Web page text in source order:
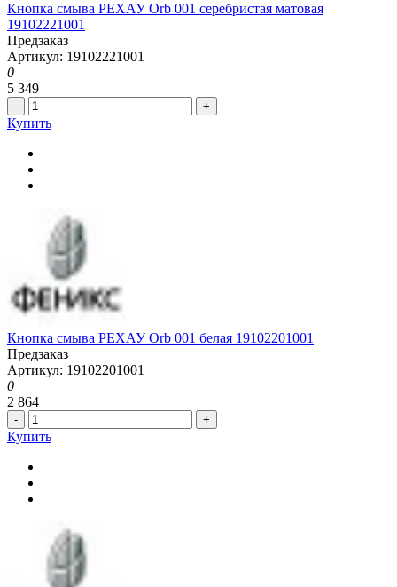
Кнопка смыва РЕХАУ Orb 001 серебристая матовая
19102221001
Предзаказ
Артикул: 19102221001
0
5 349
- +
Купить
Кнопка смыва РЕХАУ Orb 001 белая 19102201001
Предзаказ
Артикул: 19102201001
0
2 864
- +
Купить